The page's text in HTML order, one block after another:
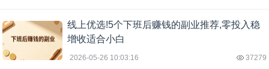
线上优选!5个下班后赚钱的副业推荐,零投入稳
增收适合小白
2026-05-26 10:03:16 37279